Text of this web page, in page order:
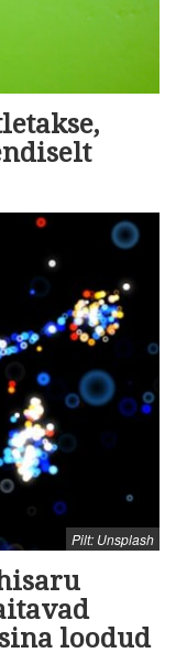
Pilt: Unsplash
loodud